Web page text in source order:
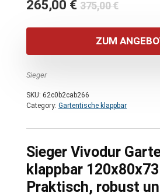
375,00€
war:
375,00
265,00 €
Aktueller
ist:
265,00
ZUM
Sieger
SKU: 62c0b2cab266
Category: Gartentische klappbar
Sieger Vivodur
klappbar
Praktisch, robust